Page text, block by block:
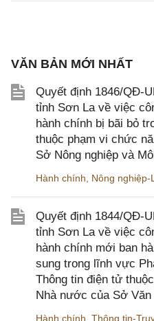
VĂN BẢN MỚI NHẤT
Quyết định 1846/QĐ-
tỉnh Sơn La về việc
hành chính bị bãi bỏ
thuộc phạm vi chức
Sở Nông nghiệp và
Hành chính Nông nghiệp-
Quyết định 1844/QĐ-
tỉnh Sơn La về việc
hành chính mới ban
sung trong lĩnh vực
Thông tin điện tử
Nhà nước của Sở
Hành chính Thông tin-